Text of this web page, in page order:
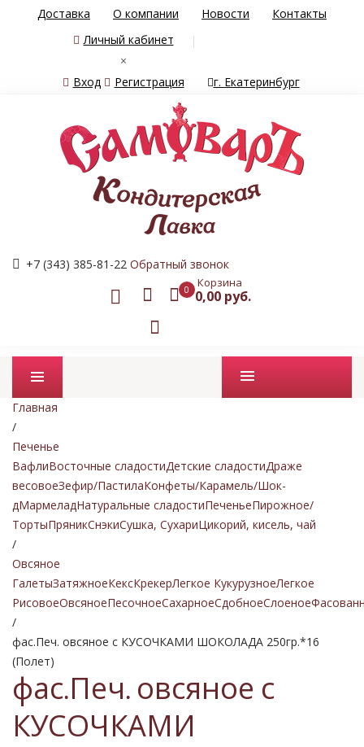
Доставка О компании Новости
Контакты
Личный кабинет
×
Вход
Регистрация г. Екатеринбург
+7 (343) 385-81-22 Обратный звонок
0 Корзина
0,00 руб.
Промо товары
Главная
/
Печенье
ВафлиВосточные сладостиДетские сладостиДраже
весовоеЗефир/ПастилаКонфеты/Карамель/Шок-
дМармеладНатуральные сладостиПеченьеПирожное/
ТортыПряникСнэкиСушка, СухариЦикорий, кисель, чай
/
Овсяное
ГалетыЗатяжноеКексКрекерЛегкое КукурузноеЛегкое
РисовоеОвсяноеПесочноеСахарноеСдобноеСлоеное
/
фас.Печ. овсяное с КУСОЧКАМИ ШОКОЛАДА 250гр.*16
(Полет)
фас.Печ. овсяное с
КУСОЧКАМИ